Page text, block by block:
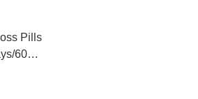
Pills
60